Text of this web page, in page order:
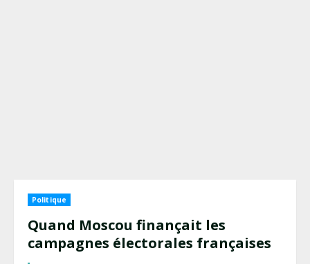
Politique
Quand Moscou finançait les
campagnes électorales françaises